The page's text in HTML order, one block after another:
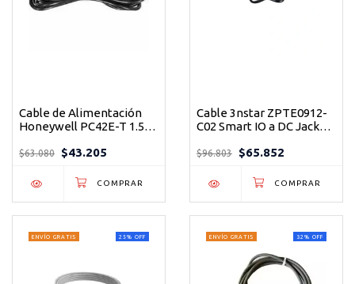
Cable de Alimentación
Honeywell PC42E-T 1.5m
$63.080 $43.205
Cable 3nstar ZPTE0912-
C02 Smart IO a DC Jack
$96.803 $65.852
25% OFF
ENVÍO GRATIS 32 % OFF
ENVÍO GRATIS